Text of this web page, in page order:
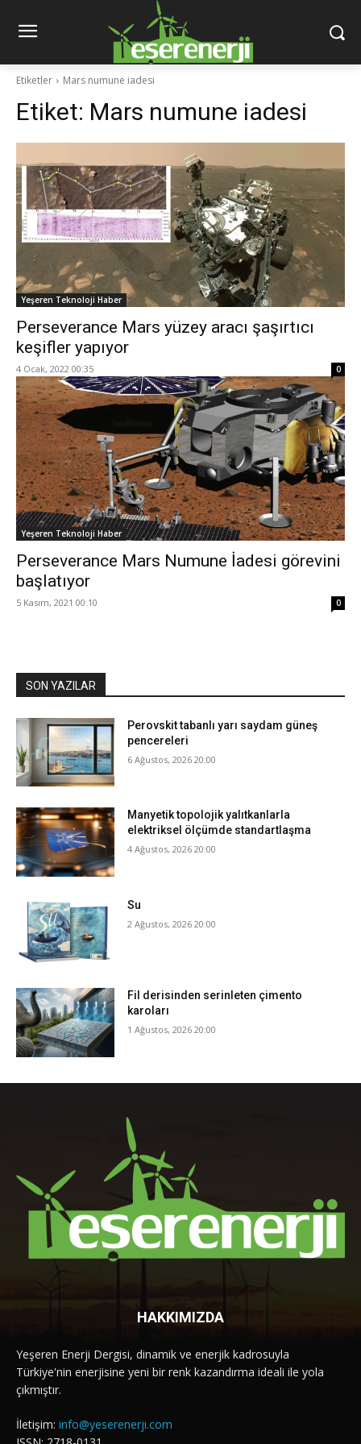
Etiketler Mars numune iadesi
Etiket: Mars numune iadesi
Yeşeren Teknoloji Haber
Perseverance Mars yüzey aracı şaşırtıcı
keşifler yapıyor
4 Ocak, 2022 00:35 0
Yeşeren Teknoloji Haber
Perseverance Mars Numune İadesi görevini
başlatıyor
5 Kasım, 2021 00:10 0
SON YAZILAR
Perovskit tabanlı yarı saydam güneş
pencereleri
6 Ağustos, 2026 20:00
Manyetik topolojik yalıtkanlarla
elektriksel ölçümde standartlaşma
4 Ağustos, 2026 20:00
Su
2 Ağustos, 2026 20:00
Fil derisinden serinleten çimento
karoları
1 Ağustos, 2026 20:00
HAKKIMIZDA
Yeşeren Enerji Dergisi, dinamik ve enerjik kadrosuyla
Türkiye'nin enerjisine yeni bir renk kazandırma ideali ile yola
çıkmıştır.
İletişim: info@yeserenerji.com